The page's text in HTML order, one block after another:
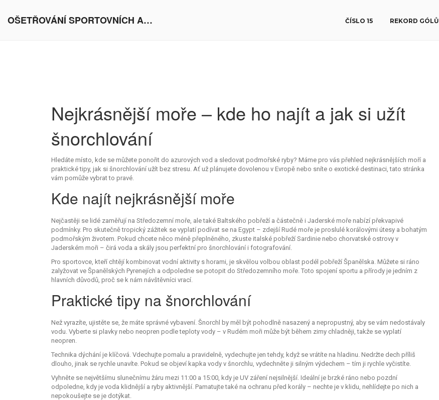
OŠETŘOVÁNÍ SPORTOVNÍCH AKTIVIT V EVROPĚ ČÍSLO 15 REKORD GÓLŮ
Nejkrásnější moře – kde ho najít a jak si užít
šnorchlování
Hledáte místo, kde se můžete ponořit do azurových vod a sledovat podmořské ryby? Máme pro vás přehled nejkrásnějších moří a
praktické tipy, jak si šnorchlování užít bez stresu. Ať už plánujete dovolenou v Evropě nebo sníte o exotické destinaci, tato stránka
vám pomůže vybrat to pravé.
Kde najít nejkrásnější moře
Nejčastěji se lidé zaměřují na Středozemní moře, ale také Baltského pobřeží a částečně i Jaderské moře nabízí překvapivé
podmínky. Pro skutečně tropický zážitek se vyplatí podívat se na Egypt – zdejší Rudé moře je proslulé korálovými útesy a bohatým
podmořským životem. Pokud chcete něco méně přeplněného, zkuste italské pobřeží Sardinie nebo chorvatské ostrovy v
Jaderském moři – čirá voda a skály jsou perfektní pro šnorchlování i fotografování.
Pro sportovce, kteří chtějí kombinovat vodní aktivity s horami, je skvělou volbou oblast podél pobřeží Španělska. Můžete si ráno
zalyžovat ve Španělských Pyrenejích a odpoledne se potopit do Středozemního moře. Toto spojení sportu a přírody je jedním z
hlavních důvodů, proč se k nám návštěvníci vrací.
Praktické tipy na šnorchlování
Než vyrazíte, ujistěte se, že máte správné vybavení. Šnorchl by měl být pohodlně nasazený a nepropustný, aby se vám nedostávaly
vodu. Vyberte si plavky nebo neopren podle teploty vody – v Rudém moři může být během zimy chladněji, takže se vyplatí
neopren.
Technika dýchání je klíčová. Vdechujte pomalu a pravidelně, vydechujte jen tehdy, když se vrátíte na hladinu. Nedržte dech příliš
dlouho, jinak se rychle unavíte. Pokud se objeví kapka vody v šnorchlu, vydechněte ji silným výdechem – tím ji rychle vyčistíte.
Vyhněte se největšímu slunečnímu žáru mezi 11:00 a 15:00, kdy je UV záření nejsilnější. Ideální je brzké ráno nebo pozdní
odpoledne, kdy je voda klidnější a ryby aktivnější. Pamatujte také na ochranu před korály – nechte je v klidu, nehlídejte po nich a
nepokoušejte se je dotýkat.